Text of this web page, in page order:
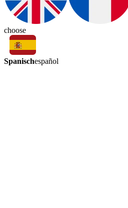
choose
Spanischespañol